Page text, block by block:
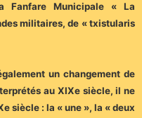
Fanfare Municipale « La
militaires, de « txistularis
un changement de
au XIXe siècle, il ne
siècle : la « une », la « deux